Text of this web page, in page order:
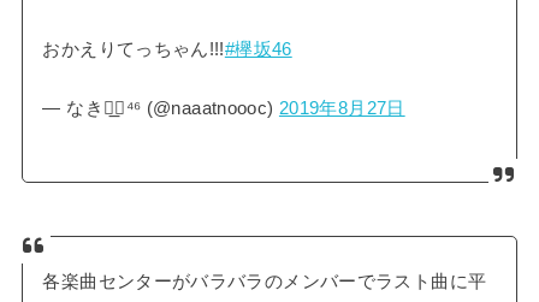
おかえりてっちゃん!!!#欅坂46
— なき◢͟￨⁴⁶ (@naaatnoooc) 2019年8月27日
各楽曲センターがバラバラのメンバーでラスト曲に平